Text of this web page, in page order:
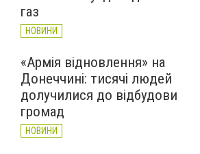
газ
НОВИНИ
«Армія відновлення» на
Донеччині: тисячі людей
долучилися до відбудови
громад
НОВИНИ